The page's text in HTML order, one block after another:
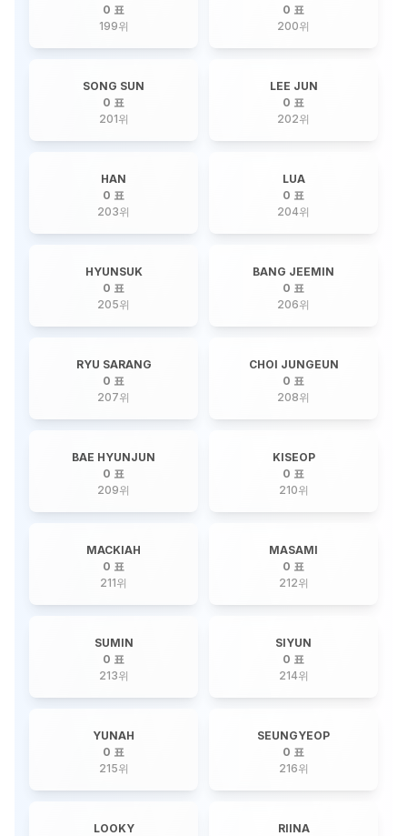
0 표
199위
0 표
200위
SONG SUN
0 표
201위
LEE JUN
0 표
202위
HAN
0 표
203위
LUA
0 표
204위
HYUNSUK
0 표
205위
BANG JEEMIN
0 표
206위
RYU SARANG
0 표
207위
CHOI JUNGEUN
0 표
208위
BAE HYUNJUN
0 표
209위
KISEOP
0 표
210위
MACKIAH
0 표
211위
MASAMI
0 표
212위
SUMIN
0 표
213위
SIYUN
0 표
214위
YUNAH
0 표
215위
SEUNGYEOP
0 표
216위
LOOKY
RIINA